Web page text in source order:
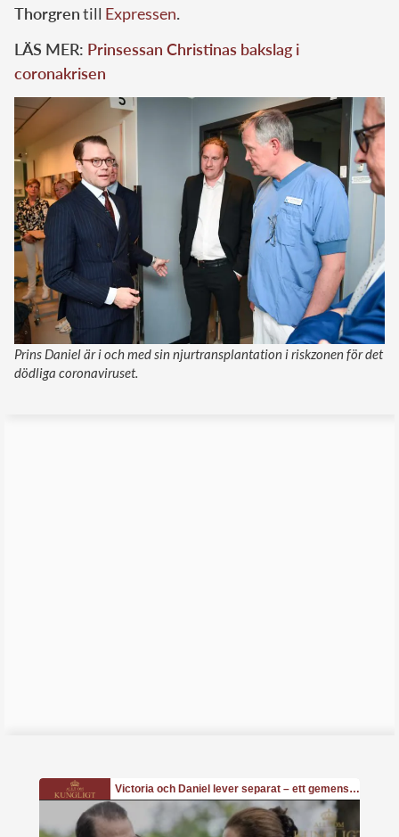
Thorgrentill Expressen.
LÄS MER: Prinsessan Christinas bakslag i
coronakrisen
Prins Daniel är i och med sin njurtransplantation i riskzonen för det
dödliga coronaviruset.